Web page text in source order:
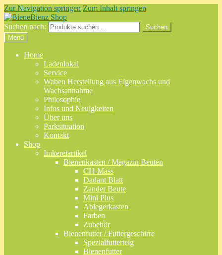
Zur Navigation springen Zum Inhalt springen
Suchen nach:
Suchen
Menü
Home
Ladenlokal
Service
Waben Herstellung aus Eigenwachs und
Wachsannahme
Philosophie
Infos und Neuigkeiten
Über uns
Parksituation
Kontakt
Shop
Imkereiartikel
Bienenkasten / Magazin Beuten
CH-Mass
Dadant Blatt
Zander Beute
Mini Plus
Ablegerkasten
Farben
Zubehör
Bienenfutter / Futtergeschirre
Spezialfutterteig
Bienenfutter